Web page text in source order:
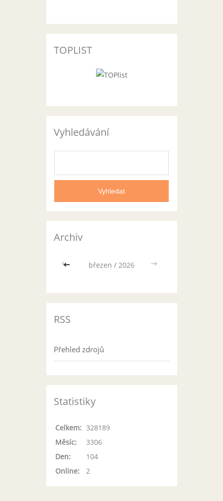
TOPLIST
Vyhledávání
Archiv
<< březen / 2026 >>
RSS
Přehled zdrojů
Statistiky
Online: 2
Celkem: 328189
Měsíc:
3306
Den:
104